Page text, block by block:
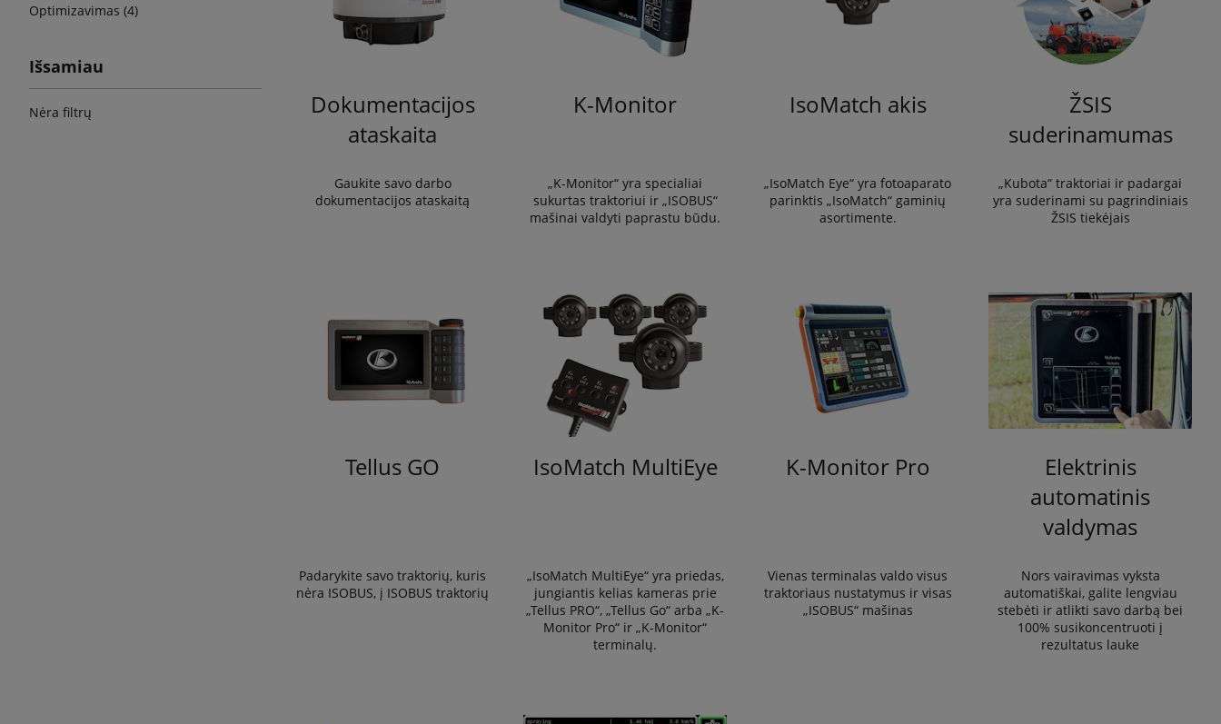
Optimizavimas (4)
Išsamiau
Nėra filtrų
Dokumentacijos
ataskaita
Gaukite savo darbo
dokumentacijos ataskaitą
K-Monitor
„K-Monitor“ yra specialiai
sukurtas traktoriui ir „ISOBUS“
mašinai valdyti paprastu būdu.
IsoMatch akis
„IsoMatch Eye“ yra fotoaparato
parinktis „IsoMatch“ gaminių
asortimente.
ŽSIS
suderinamumas
„Kubota“ traktoriai ir padargai
yra suderinami su pagrindiniais
ŽSIS tiekėjais
Tellus GO
Padarykite savo traktorių, kuris
nėra ISOBUS, į ISOBUS traktorių
IsoMatch MultiEye
„IsoMatch MultiEye“ yra priedas,
jungiantis kelias kameras prie
„Tellus PRO“, „Tellus Go“ arba „K-
Monitor Pro“ ir „K-Monitor“
terminalų.
K-Monitor Pro
Vienas terminalas valdo visus
traktoriaus nustatymus ir visas
„ISOBUS“ mašinas
Elektrinis
automatinis
valdymas
Nors vairavimas vyksta
automatiškai, galite lengviau
stebėti ir atlikti savo darbą bei
100% susikoncentruoti į
rezultatus lauke